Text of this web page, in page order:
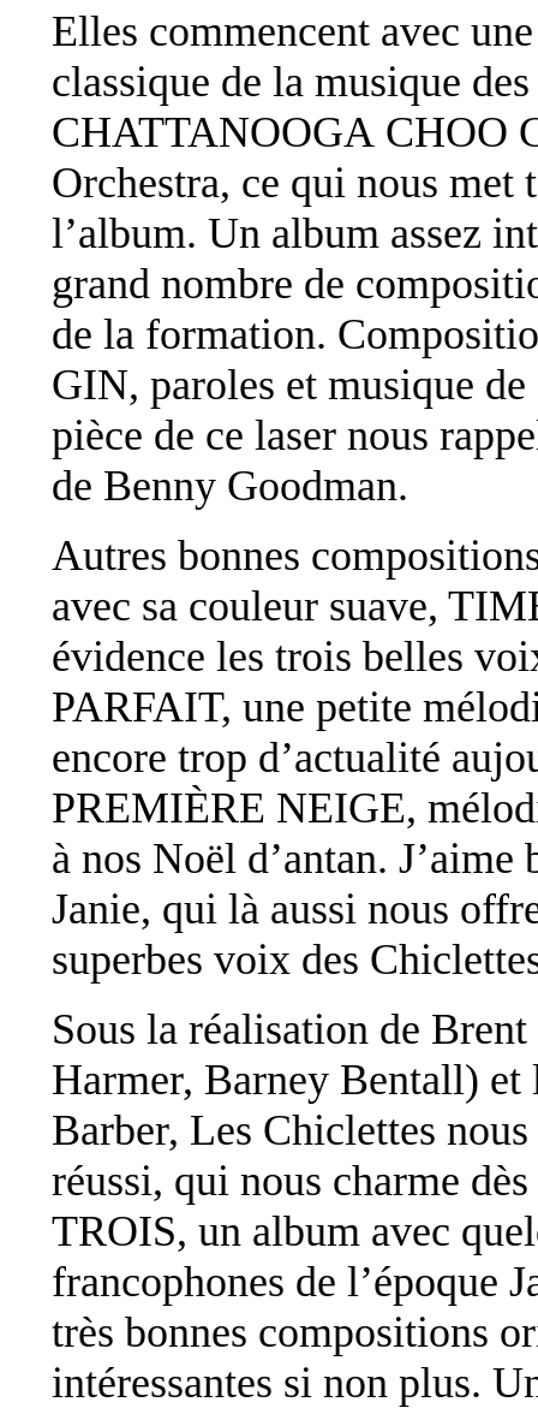
Elles commencent avec
classique de la musique
CHATTANOOGA CHOO
Orchestra, ce qui nous met
l’album. Un album assez
grand nombre de
de la formation.
GIN, paroles et musique
pièce de ce laser nous
de Benny Goodman.
Autres bonnes
avec sa couleur suave,
évidence les trois belles
PARFAIT, une petite
encore trop d’actualité
PREMIÈRE NEIGE,
à nos Noël d’antan.
Janie, qui là aussi nous
superbes voix des
Sous la réalisation de
Harmer, Barney Bentall)
Barber, Les Chiclettes
réussi, qui nous charme
TROIS, un album avec
francophones de l’époque
très bonnes compositions
intéressantes si non plus.